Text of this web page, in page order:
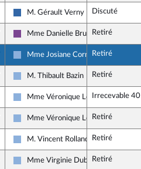
UDR
M. Gérault Verny Discuté
Ensemble pour la République
Mme Danielle Brulebois
Retiré
Droite Républicaine
Mme Josiane Corneloup
Retiré
Droite Républicaine
M. Thibault Bazin Retiré
Droite Républicaine
Mme Véronique LouwagieIrrecevable 40
Droite Républicaine
Mme Véronique Louwagie
Retiré
Droite Républicaine
M. Vincent Rolland Retiré
Droite Républicaine
Mme Virginie Duby-Muller
Retiré